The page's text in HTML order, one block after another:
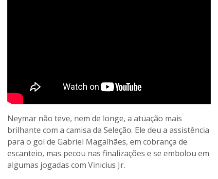
Neymar não teve, nem de longe, a atuação mais
brilhante com a camisa da Seleção. Ele deu a assistência
para o gol de Gabriel Magalhães, em cobrança de
escanteio, mas pecou nas finalizações e se embolou em
algumas jogadas com Vinicius Jr.